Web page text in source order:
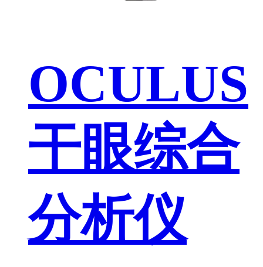
OCULUS
干眼综合
分析仪